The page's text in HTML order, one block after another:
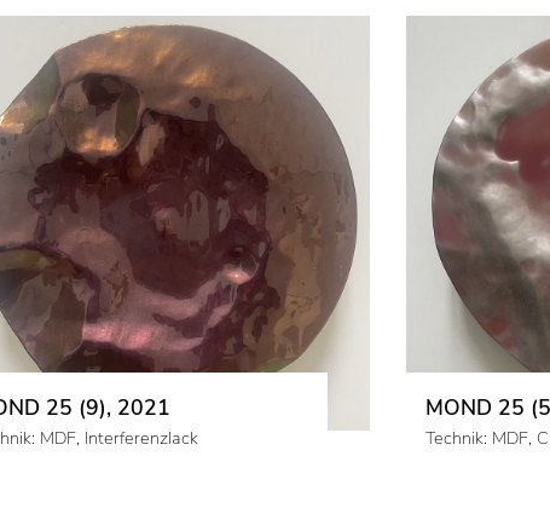
25 (9), 2021
MDF, Interferenzlack
MOND 25
Technik: MDF,